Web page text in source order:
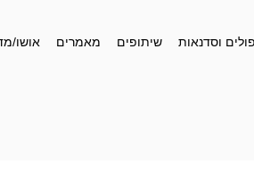
וסדנאות שיתופים מאמרים אושו/